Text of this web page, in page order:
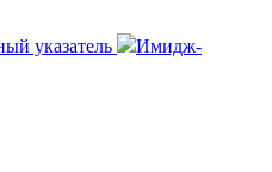
указатель
Имидж-